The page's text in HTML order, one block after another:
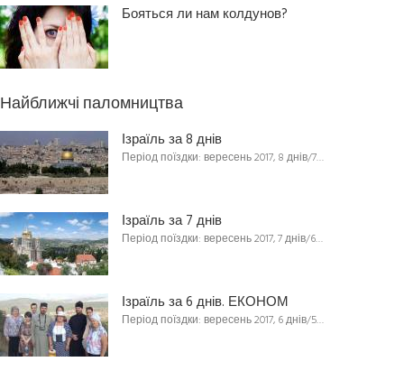
Бояться ли нам колдунов?
Найближчі паломництва
Ізраїль за 8 днів
Період поїздки: вересень 2017, 8 днів/7…
Ізраїль за 7 днів
Період поїздки: вересень 2017, 7 днів/6…
Ізраїль за 6 днів. ЕКОНОМ
Період поїздки: вересень 2017, 6 днів/5…